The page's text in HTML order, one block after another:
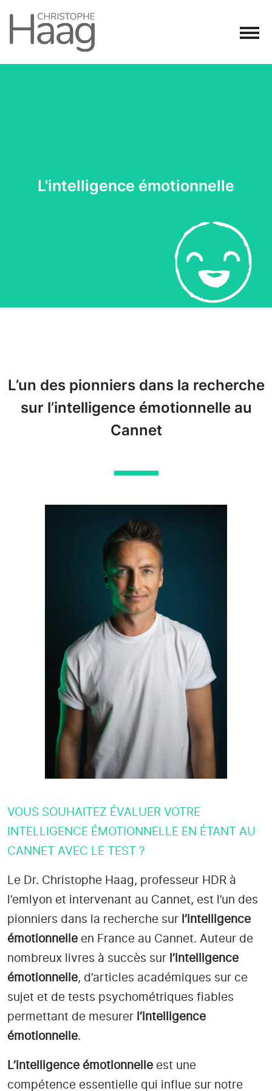
Navigation principale
L'intelligence émotionnelle
L’un des pionniers dans la recherche
sur l’intelligence émotionnelle au
Cannet
VOUS SOUHAITEZ ÉVALUER VOTRE
INTELLIGENCE ÉMOTIONNELLE EN ÉTANT AU
CANNET AVEC LE TEST ?
Le Dr. Christophe Haag, professeur HDR à
l’emlyon et intervenant au Cannet, est l’un des
pionniers dans la recherche sur l’intelligence
émotionnelle en France au Cannet. Auteur de
nombreux livres à succès sur l’intelligence
émotionnelle, d’articles académiques sur ce
sujet et de tests psychométriques fiables
permettant de mesurer l’intelligence
émotionnelle.
L’intelligence émotionnelle est une
compétence essentielle qui influe sur notre